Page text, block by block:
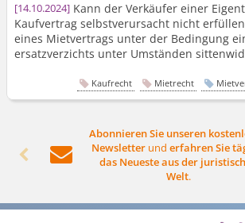
14.10.2024 Kann der Verkäufer einer
Kaufvertrag selbstverursacht nicht
eines Mietvertrags unter der Bedingung
ersatz­verzichts unter Umständen
Kaufrecht Mietrecht
 
Abonnieren Sie unseren
Newsletterund erfahren Sie
das Neueste aus der
Welt.